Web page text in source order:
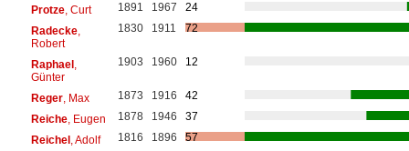
Protze, Curt 1891 1967
24
Radecke,
Robert
1830 1911 72
Raphael ,
Günter
1903 1960 12
Reger, Max 1873 1916
42
Reiche, Eugen 1878 1946
37
Reichel , Adolf 1816 1896
57